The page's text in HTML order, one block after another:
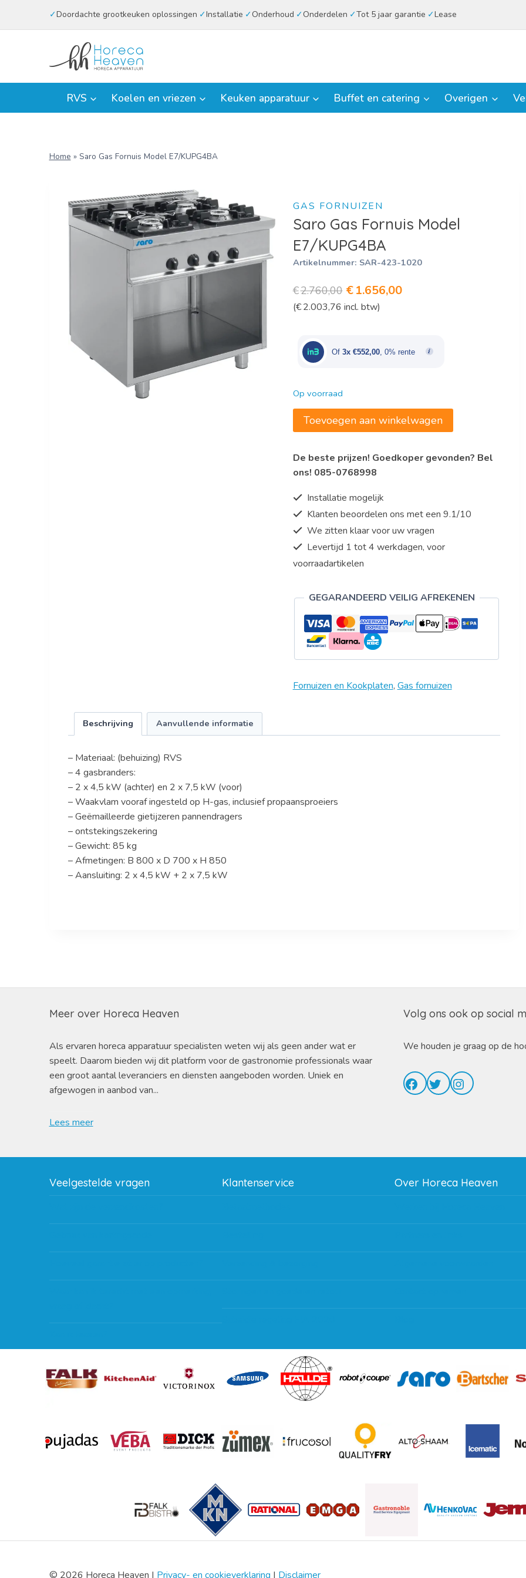
Doordachte grootkeuken oplossingen Installatie Onderhoud Onderdelen Tot 5 jaar garantie Lease
RVS Koelen en vriezen Keuken apparatuur Buffet en catering Overigen
Home » Saro Gas Fornuis Model E7/KUPG4BA
GAS FORNUIZEN
Saro Gas Fornuis Model
E7/KUPG4BA
Artikelnummer: SAR-423-1020
€2.760,00 Oorspronkelijke
prijs
€2.760,00.
€ 1.656,00Huidige
€1.656,00.
(€ 2.003,76 incl. btw)
Of 3x €552,00, 0% rente
Op voorraad
Saro
Gas
Model
E7/KUPG4BA
Toevoegen aan winkelwagen
De beste prijzen! Goedkoper gevonden? Bel
ons! 085-0768998
Installatie mogelijk
Klanten beoordelen ons met een 9.1/10
We zitten klaar voor uw vragen
Levertijd 1 tot 4 werkdagen, voor
voorraadartikelen
GEGARANDEERD VEILIG AFREKENEN
Fornuizen en Kookplaten, Gas fornuizen
Beschrijving Aanvullende informatie
– Materiaal: (behuizing) RVS
– 4 gasbranders:
– 2 x 4,5 kW (achter) en 2 x 7,5 kW (voor)
– Waakvlam vooraf ingesteld op H-gas, inclusief propaansproeiers
– Geëmailleerde gietijzeren pannendragers
– ontstekingszekering
– Gewicht: 85 kg
– Afmetingen: B 800 x D 700 x H 850
– Aansluiting: 2 x 4,5 kW + 2 x 7,5 kW
Meer over Horeca Heaven
Als ervaren horeca apparatuur specialisten weten wij als geen ander wat er
speelt. Daarom bieden wij dit platform voor de gastronomie professionals waar
een groot aantal leveranciers en diensten aangeboden worden. Uniek en
afgewogen in aanbod van...
Lees meer
Volg ons ook op social
We houden je graag op de
Facebook
TwitterInstagram
Veelgestelde vragen Klantenservice
Subsidie regeling EIA 2020
Over Horeca Heaven
© 2026 Horeca Heaven | Privacy- en cookieverklaring | Disclaimer